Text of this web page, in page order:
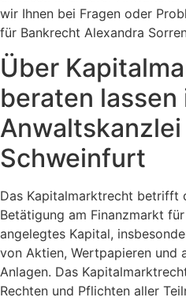
wir Ihnen bei Fragen oder
für Bankrecht Alexandra
Über
beraten lassen
Anwaltskanzlei
Schweinfurt
Das Kapitalmarktrecht betrifft
Betätigung am Finanzmarkt
angelegtes Kapital,
von Aktien, Wertpapieren und
Anlagen. Das
Rechten und Pflichten aller